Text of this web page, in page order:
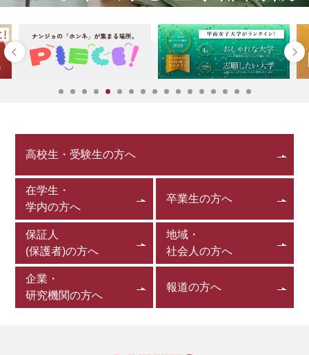
高校生・受験生の方へ
在学生・
学内の方へ
卒業生の方へ
保証人
(保護者)の方へ
地域・
社会人の方へ
企業・
研究機関の方へ
報道の方へ